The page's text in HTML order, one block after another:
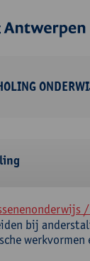
bij
werkvormen